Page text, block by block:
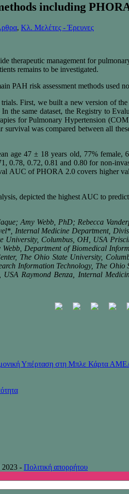
including
, Κλ. Μελέτες - Έρευνες
therapeutic management for
remains to be investigated.
PAH risk assessment methods used
First, we built a new version of
the same dataset, the Registry to
for Pulmonary Hypertension
was compared between all
age 47 ± 18 years old, 77%
0.78, 0.72, 0.81 and 0.80 for non-
AUC of PHORA 2.0 covers higher
depicted the highest AUC to
Amy Webb, PhD; Rebecca
Internal Medicine Department,
Columbus, OH, USA
Department of Biomedical
The Ohio State University,
Information Technology, The
Raymond Benza, Internal
Υπέρταση στη Μπλε Κάρτα
- Πολιτική απορρήτου